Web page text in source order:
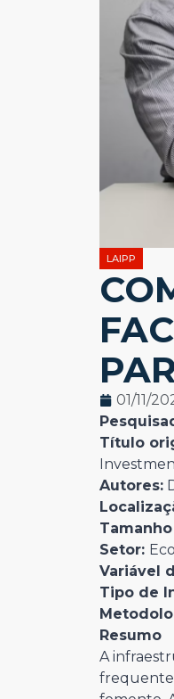
LAIPP
01/11/
Título
Autores:
Setor:
Variável
Tipo de
Resumo
A